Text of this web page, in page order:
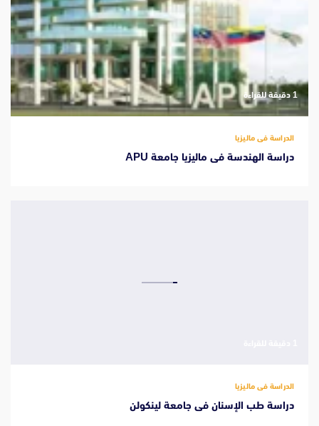
‫1 دقيقة للقراءة
الدراسة فى ماليزيا
دراسة الهندسة فى ماليزيا جامعة APU
الدراسة فى ماليزيا
دراسة طب الإسنان فى جامعة لينكولن